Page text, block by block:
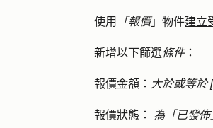
使用 「報價」物件建立
新增以下篩選條件：
報價金額 ： 大於或等於
報價狀態： 為「已發佈